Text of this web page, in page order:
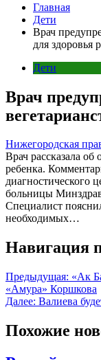
Главная
Дети
Врач
для здоровья
Дети
Врач
Нижегородская
Врач рассказала об
ребенка.
диагностического
больницы
Специалист
необходимых…
Навигация
Предыдущая: «Ак
«Амура» Коршкова
Далее: Валиева
Похожие